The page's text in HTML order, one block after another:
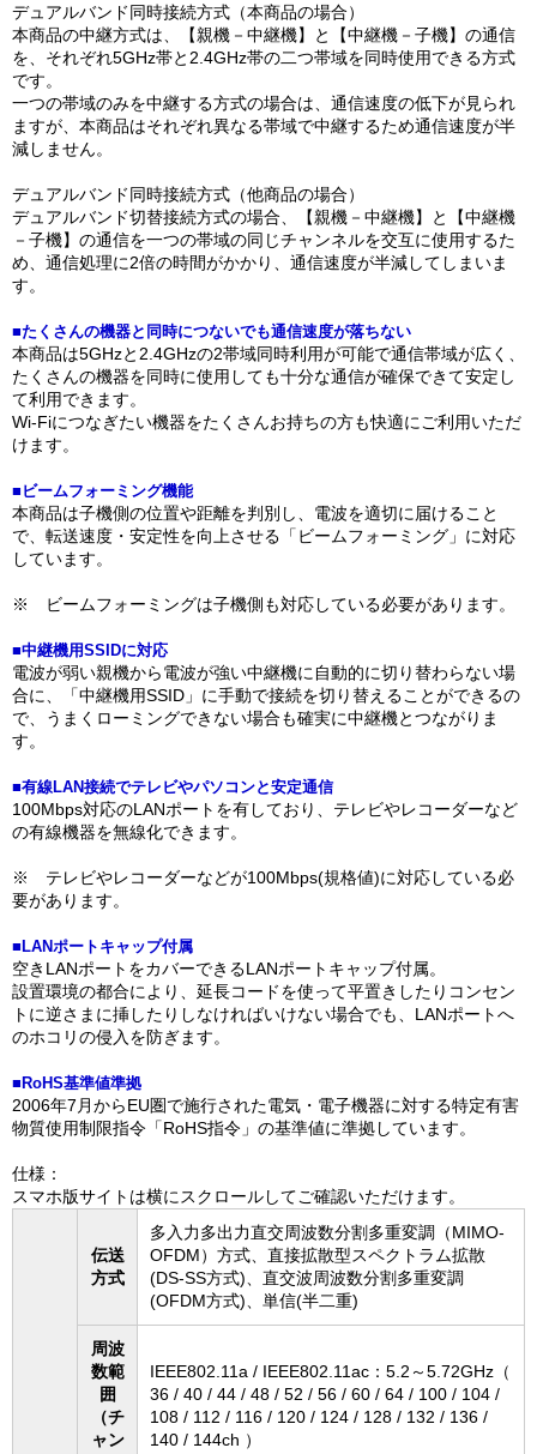
デュアルバンド同時接続方式（本商品の場合）
本商品の中継方式は、【親機－中継機】と【中継機－子機】の通信
を、それぞれ5GHz帯と2.4GHz帯の二つ帯域を同時使用できる方式
です。
一つの帯域のみを中継する方式の場合は、通信速度の低下が見られ
ますが、本商品はそれぞれ異なる帯域で中継するため通信速度が半
減しません。
デュアルバンド同時接続方式（他商品の場合）
デュアルバンド切替接続方式の場合、【親機－中継機】と【中継機
－子機】の通信を一つの帯域の同じチャンネルを交互に使用するた
め、通信処理に2倍の時間がかかり、通信速度が半減してしまいま
す。
■たくさんの機器と同時につないでも通信速度が落ちない
本商品は5GHzと2.4GHzの2帯域同時利用が可能で通信帯域が広く、
たくさんの機器を同時に使用しても十分な通信が確保できて安定し
て利用できます。
Wi-Fiにつなぎたい機器をたくさんお持ちの方も快適にご利用いただ
けます。
■ビームフォーミング機能
本商品は子機側の位置や距離を判別し、電波を適切に届けること
で、転送速度・安定性を向上させる「ビームフォーミング」に対応
しています。
※ ビームフォーミングは子機側も対応している必要があります。
■中継機用SSIDに対応
電波が弱い親機から電波が強い中継機に自動的に切り替わらない場
合に、「中継機用SSID」に手動で接続を切り替えることができるの
で、うまくローミングできない場合も確実に中継機とつながりま
す。
■有線LAN接続でテレビやパソコンと安定通信
100Mbps対応のLANポートを有しており、テレビやレコーダーなど
の有線機器を無線化できます。
※ テレビやレコーダーなどが100Mbps(規格値)に対応している必
要があります。
■LANポートキャップ付属
空きLANポートをカバーできるLANポートキャップ付属。
設置環境の都合により、延長コードを使って平置きしたりコンセン
トに逆さまに挿したりしなければいけない場合でも、LANポートへ
のホコリの侵入を防ぎます。
■RoHS基準値準拠
2006年7月からEU圏で施行された電気・電子機器に対する特定有害
物質使用制限指令「RoHS指令」の基準値に準拠しています。
仕様：
スマホ版サイトは横にスクロールしてご確認いただけます。
伝送
方式
多入力多出力直交周波数分割多重変調（MIMO-
OFDM）方式、直接拡散型スペクトラム拡散
(DS-SS方式)、直交波周波数分割多重変調
(OFDM方式)、単信(半二重)
周波
数範
囲
（チ
ャン
IEEE802.11a / IEEE802.11ac：5.2～5.72GHz（
36 / 40 / 44 / 48 / 52 / 56 / 60 / 64 / 100 / 104 /
108 / 112 / 116 / 120 / 124 / 128 / 132 / 136 /
140 / 144ch ）